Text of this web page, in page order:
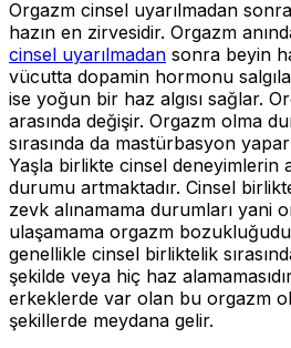
Orgazm cinsel uyarılmadan
hazın en zirvesidir. Orgazm
cinsel uyarılmadan sonra beyin
vücutta dopamin hormonu
ise yoğun bir haz algısı sağlar.
arasında değişir. Orgazm olma
sırasında da mastürbasyon
Yaşla birlikte cinsel deneyimlerin
durumu artmaktadır. Cinsel
zevk alınamama durumları yani
ulaşamama orgazm
genellikle cinsel birliktelik
şekilde veya hiç haz
erkeklerde var olan bu orgazm
şekillerde meydana gelir.